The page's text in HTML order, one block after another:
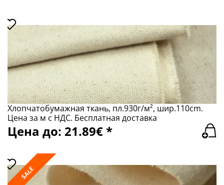
Хлопчатобумажная ткань, пл.930г/м², шир.110сm.
Цена за м с НДС. Бесплатная доставка
Цена до: 21.89€ *
SALE